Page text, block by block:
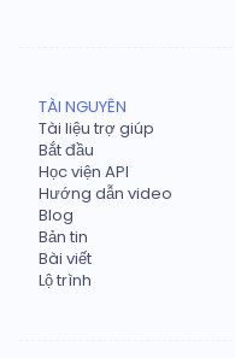
TÀI NGUYÊN
Tài liệu trợ giúp
Bắt đầu
Học viện API
Hướng dẫn video
Blog
Bản tin
Bài viết
Lộ trình